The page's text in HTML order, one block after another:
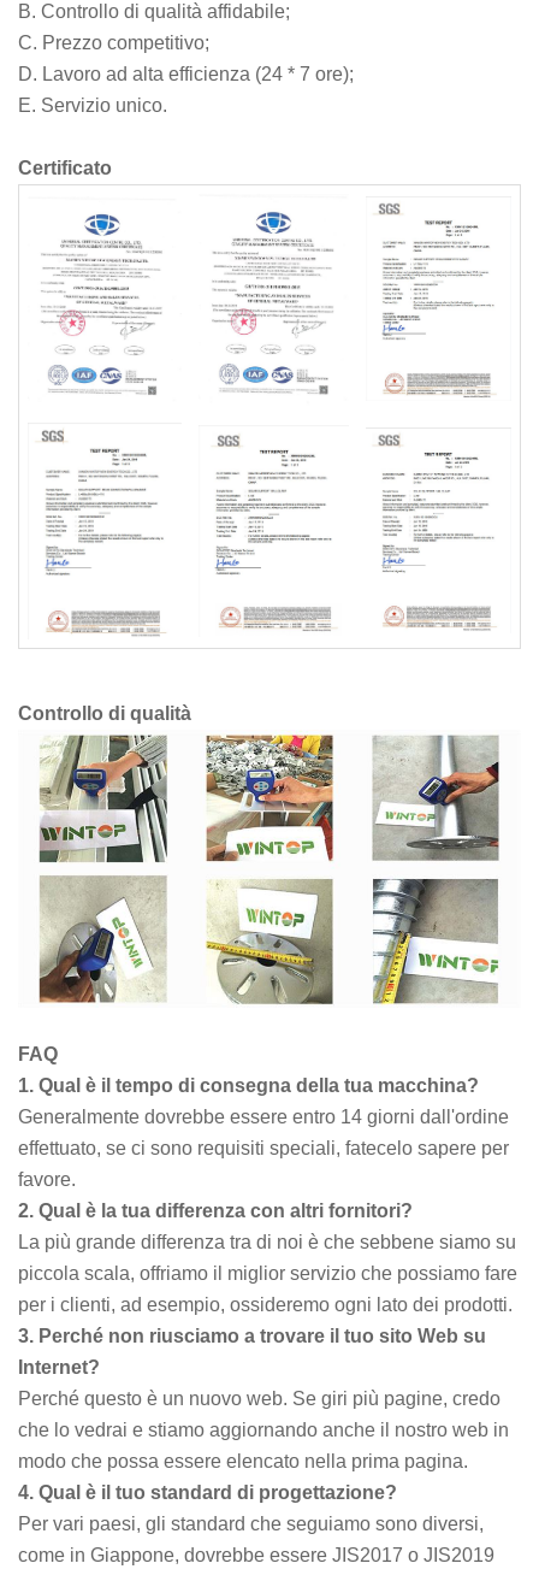
B. Controllo di qualità affidabile;
C. Prezzo competitivo;
D. Lavoro ad alta efficienza (24 * 7 ore);
E. Servizio unico.
Certificato
Controllo di qualità
FAQ
1. Qual è il tempo di consegna della tua macchina?
Generalmente dovrebbe essere entro 14 giorni dall'ordine
effettuato, se ci sono requisiti speciali, fatecelo sapere per
favore.
2. Qual è la tua differenza con altri fornitori?
La più grande differenza tra di noi è che sebbene siamo su
piccola scala, offriamo il miglior servizio che possiamo fare
per i clienti, ad esempio, ossideremo ogni lato dei prodotti.
3. Perché non riusciamo a trovare il tuo sito Web su
Internet?
Perché questo è un nuovo web. Se giri più pagine, credo
che lo vedrai e stiamo aggiornando anche il nostro web in
modo che possa essere elencato nella prima pagina.
4. Qual è il tuo standard di progettazione?
Per vari paesi, gli standard che seguiamo sono diversi,
come in Giappone, dovrebbe essere JIS2017 o JIS2019